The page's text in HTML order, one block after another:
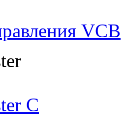
VCB
C